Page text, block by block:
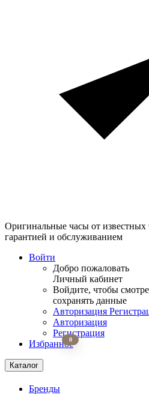
Оригинальные часы от известных
гарантией и обслуживанием
Войти
Добро пожаловать
Личный кабинет
Войдите, чтобы
сохранять данные
Авторизация
Авторизация
Регистрация
Избранное
0
Каталог
Бренды